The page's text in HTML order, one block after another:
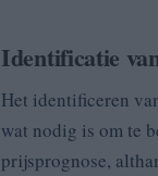
Identificatie
Het identificeren
wat nodig is om te
prijsprognose,